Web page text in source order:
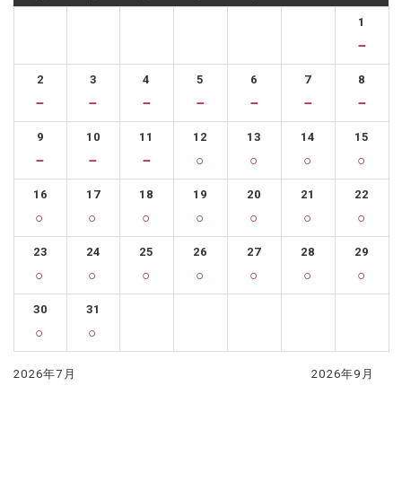
1
－
2
－
3
－
4
－
5
－
6
－
7
－
8
－
9
－
10
－
11
－
12
○
13
○
14
○
15
○
16
○
17
○
18
○
19
○
20
○
21
○
22
○
23
○
24
○
25
○
26
○
27
○
28
○
29
○
30
○
31
○
2026年7月 2026年9月